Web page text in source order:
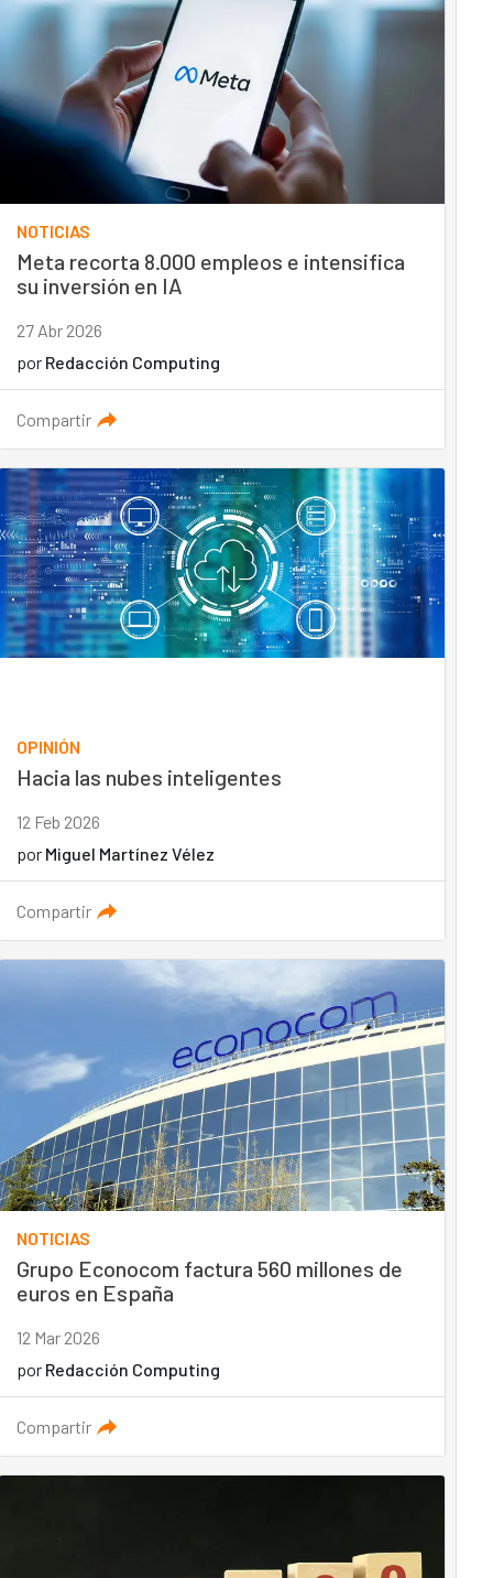
NOTICIAS
Meta recorta 8.000 empleos e intensifica
su inversión en IA
27 Abr 2026
por Redacción Computing
Compartir
OPINIÓN
Hacia las nubes inteligentes
12 Feb 2026
por Miguel Martínez Vélez
Compartir
NOTICIAS
Grupo Econocom factura 560 millones de
euros en España
12 Mar 2026
por Redacción Computing
Compartir